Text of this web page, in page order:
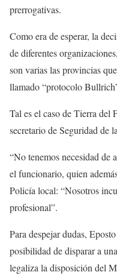
prerrogativas.
Como era de esperar, la
de diferentes
son varias las provincias
llamado “protocolo
Tal es el caso de Tierra del
secretario de Seguridad de
“No tenemos necesidad de
el funcionario, quien
Policía local: “Nosotros
profesional”.
Para despejar dudas,
posibilidad de disparar a
legaliza la disposición del